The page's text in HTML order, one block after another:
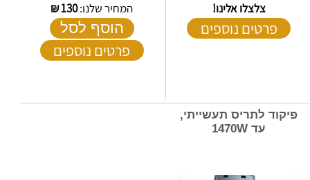
צלצלו אלינו!
פרטים נוספים
המחיר שלנו:130
₪
הוסף לסל
פרטים נוספים
פיקוד לתריס תעשייתי,
עד 1470W